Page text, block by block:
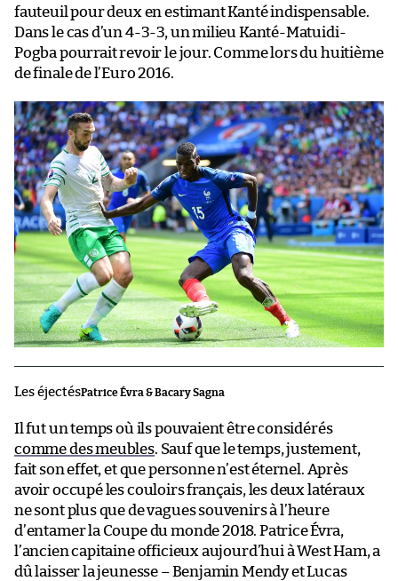
fauteuil pour deux en estimant Kanté indispensable.
Dans le cas d’un 4-3-3, un milieu Kanté-Matuidi-
Pogba pourrait revoir le jour. Comme lors du huitième
de finale de l’Euro 2016.
Les éjectésPatrice Évra & Bacary Sagna
Il fut un temps où ils pouvaient être considérés
comme des meubles. Sauf que le temps, justement,
fait son effet, et que personne n’est éternel. Après
avoir occupé les couloirs français, les deux latéraux
ne sont plus que de vagues souvenirs à l’heure
d’entamer la Coupe du monde 2018. Patrice Évra,
l’ancien capitaine officieux aujourd’hui à West Ham, a
dû laisser la jeunesse – Benjamin Mendy et Lucas